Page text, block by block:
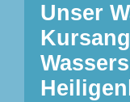
Unser